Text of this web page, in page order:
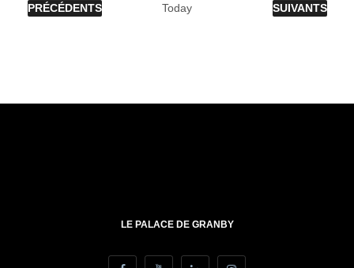
ÉVÈNEMENTS
PRÉCÉDENTS Today ÉVÈNEMENTS
SUIVANTS
LE PALACE DE GRANBY